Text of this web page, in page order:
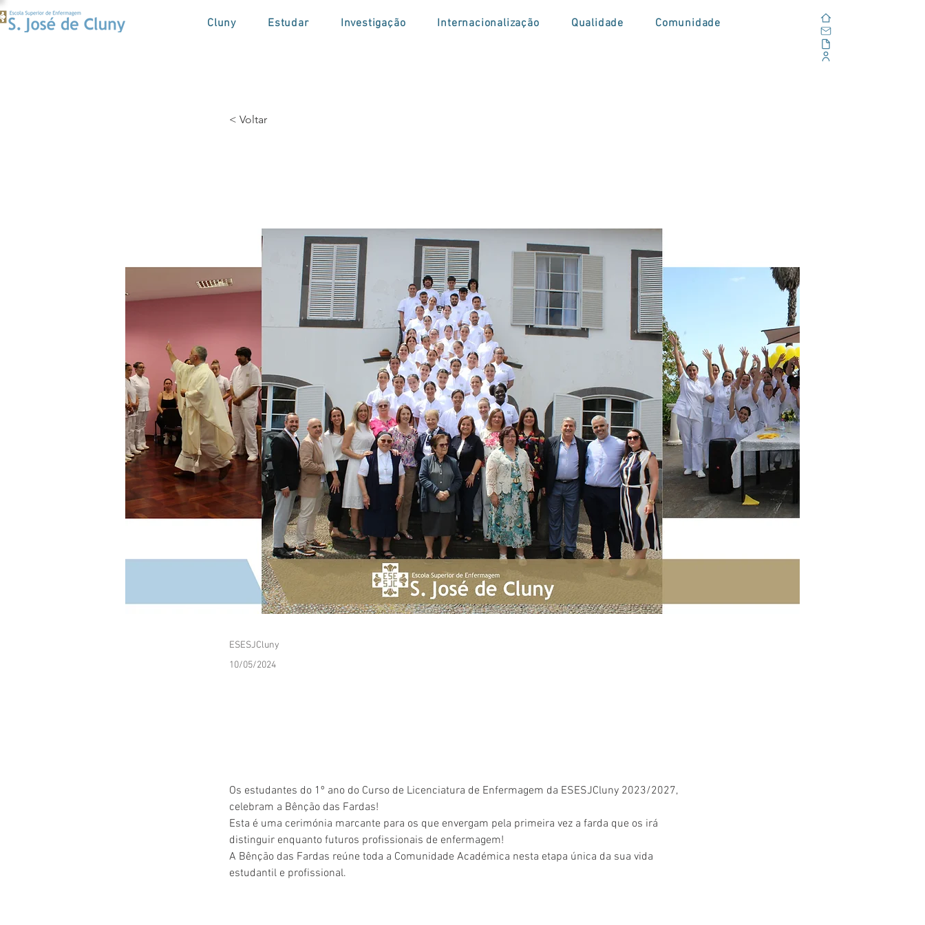
Cluny Estudar Investigação Internacionalização Qualidade Comunidade
< Voltar
ESESJCluny
10/05/2024
Os estudantes do 1º ano do Curso de Licenciatura de Enfermagem da ESESJCluny 2023/2027,
celebram a Bênção das Fardas!
Esta é uma cerimónia marcante para os que envergam pela primeira vez a farda que os irá
distinguir enquanto futuros profissionais de enfermagem!
A Bênção das Fardas reúne toda a Comunidade Académica nesta etapa única da sua vida
estudantil e profissional.